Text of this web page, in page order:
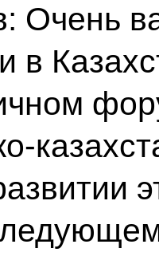
Очень